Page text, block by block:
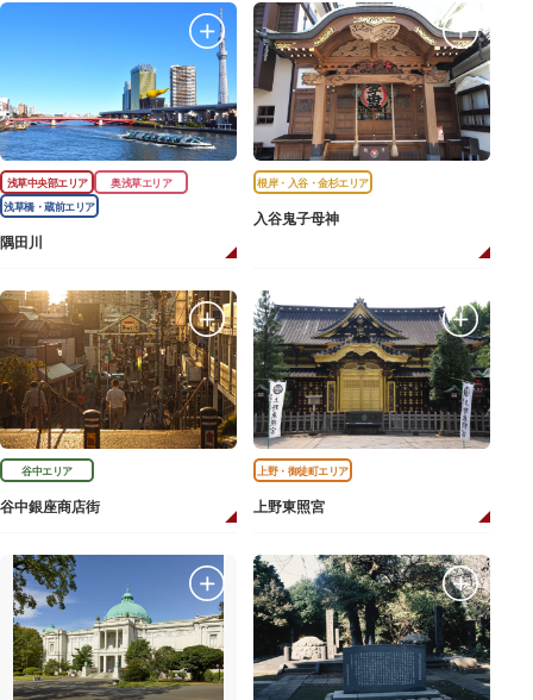
浅草中央部エリア
奥浅草エリア
浅草橋・蔵前エリア
隅田川
根岸・入谷・金杉エリア
入谷鬼子母神
谷中エリア
谷中銀座商店街
上野・御徒町エリア
上野東照宮